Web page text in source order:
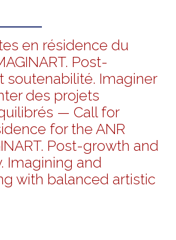
en résidence du
Post-
soutenabilité. Imaginer
des projets
— Call for
for the ANR
Post-growth and
Imagining and
with balanced artistic